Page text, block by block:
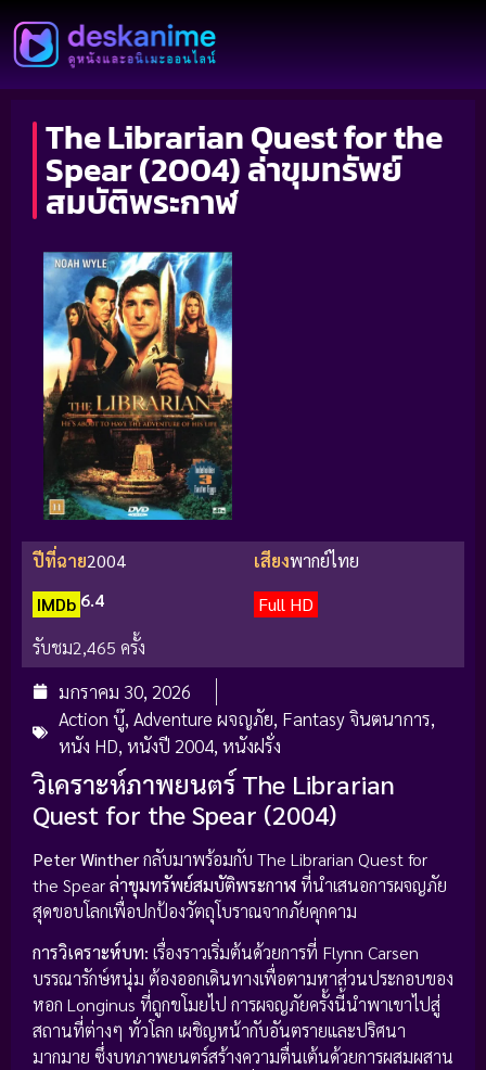
The Librarian Quest for the
Spear (2004) ล่าขุมทรัพย์
สมบัติพระกาฬ
ปีที่ฉาย2004 เสียงพากย์ไทย
IMDb 6.4
Full HD
รับชม2,465 ครั้ง
มกราคม 30, 2026
Action บู๊, Adventure ผจญภัย, Fantasy จินตนาการ,
หนัง HD, หนังปี 2004, หนังฝรั่ง
วิเคราะห์ภาพยนตร์ The Librarian
Quest for the Spear (2004)
Peter Wintherกลับมาพร้อมกับ The Librarian Quest for
the Spearล่าขุมทรัพย์สมบัติพระกาฬที่นำเสนอการผจญภัย
สุดขอบโลกเพื่อปกป้องวัตถุโบราณจากภัยคุกคาม
การวิเคราะห์บท: เรื่องราวเริ่มต้นด้วยการที่ Flynn Carsen
บรรณารักษ์หนุ่ม ต้องออกเดินทางเพื่อตามหาส่วนประกอบของ
หอก Longinus ที่ถูกขโมยไป การผจญภัยครั้งนี้นำพาเขาไปสู่
สถานที่ต่างๆ ทั่วโลก เผชิญหน้ากับอันตรายและปริศนา
มากมาย ซึ่งบทภาพยนตร์สร้างความตื่นเต้นด้วยการผสมผสาน